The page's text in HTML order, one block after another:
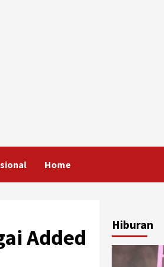
Home
Added
Hiburan